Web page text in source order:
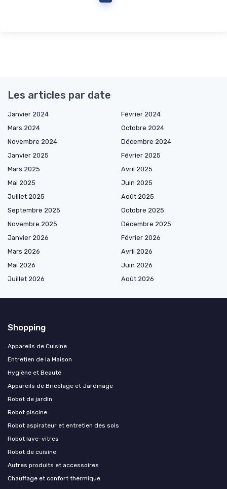
Les articles par date
Janvier 2024
Février 2024
Mars 2024
Octobre 2024
Novembre 2024
Décembre 2024
Janvier 2025
Février 2025
Mars 2025
Avril 2025
Mai 2025
Juin 2025
Juillet 2025
Août 2025
Septembre 2025
Octobre 2025
Novembre 2025
Décembre 2025
Janvier 2026
Février 2026
Mars 2026
Avril 2026
Mai 2026
Juin 2026
Juillet 2026
Août 2026
Shopping
Appareils de Cuisine
Entretien de la Maison
Hygiène et Beauté
Appareils de Bricolage et Jardinage
Robot de jardin
Robot piscine
Robot aspirateur et entretien des sols
Robot lave-vitres
Robot de cuisine
Autres produits et accessoires
Chauffage et confort thermique